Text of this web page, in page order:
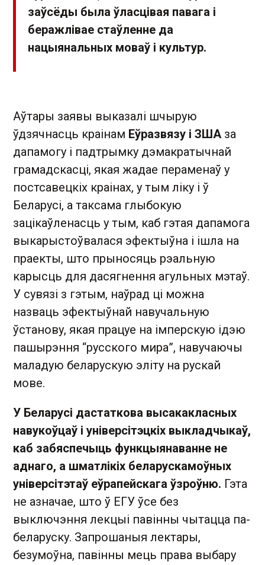
заўсёды была ўласцівая павага і
беражлівае стаўленне да
нацыянальных моваў і культур.
Аўтары заявы выказалі шчырую
ўдзячнасць краінам Еўразвязу і ЗШАза
дапамогу і падтрымку дэмакратычнай
грамадскасці, якая жадае пераменаў у
постсавецкіх краінах, у тым ліку і ў
Беларусі, а таксама глыбокую
зацікаўленасць у тым, каб гэтая дапамога
выкарыстоўвалася эфектыўна і ішла на
праекты, што прыносяць рэальную
карысць для дасягнення агульных мэтаў.
У сувязі з гэтым, наўрад ці можна
назваць эфектыўнай навучальную
ўстанову, якая працуе на імперскую ідэю
пашырэння “русского мира”, навучаючы
маладую беларускую эліту на рускай
мове.
У Беларусі дастаткова высакакласных
навукоўцаў і універсітэцкіх выкладчыкаў,
каб забяспечыць функцыянаванне не
аднаго, а шматлікіх беларускамоўных
універсітэтаў еўрапейскага ўзроўню. Гэта
не азначае, што ў ЕГУ ўсе без
выключэння лекцыі павінны чытацца па-
беларуску. Запрошаныя лектары,
безумоўна, павінны мець права выбару